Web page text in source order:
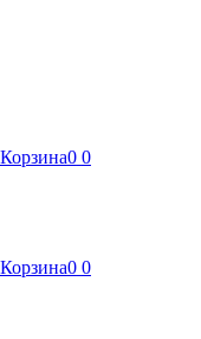
Корзина0 0
Корзина0 0